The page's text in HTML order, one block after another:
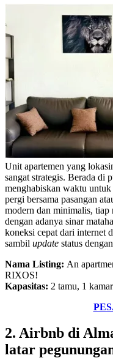
Unit apartemen yang
sangat strategis. Berada di
menghabiskan waktu
pergi bersama pasangan
modern dan minimalis, tiap
dengan adanya sinar
koneksi cepat dari internet
sambil update status
Nama Listing: An
RIXOS!
Kapasitas: 2 tamu, 1
2. Airbnb di
latar